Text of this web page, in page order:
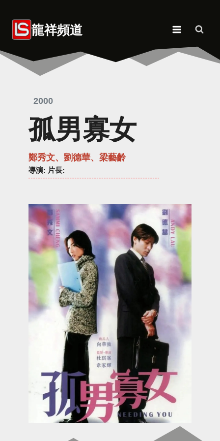
content 龍祥頻道
2000
孤男寡女
鄭秀文、劉德華、梁藝齡
導演: 片長: